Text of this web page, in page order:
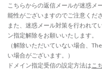
こちらからの返信メールが迷惑メ
能性がございますのでご注意くださ
また、迷惑メール対策を行われて
ン指定解除をお願いいたします。
（解除いただいていない場合、
い場合がございます。）
ドメイン指定受信の設定方法はこ